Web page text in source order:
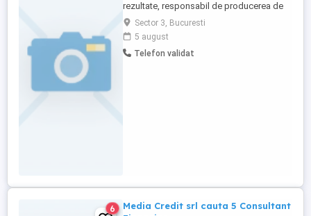
rezultate, responsabil de producerea de
lead-uri calificate și conectarea acestora
în vizionări sau audit-uri imobiliare, într-un
sistem deja structurat. Rolul tău- generezi
interes, califici lead-urile, le transformi în
Sector 3, Bucuresti
5 august
Telefon validat
6
Media Credit srl cauta 5 Consultant